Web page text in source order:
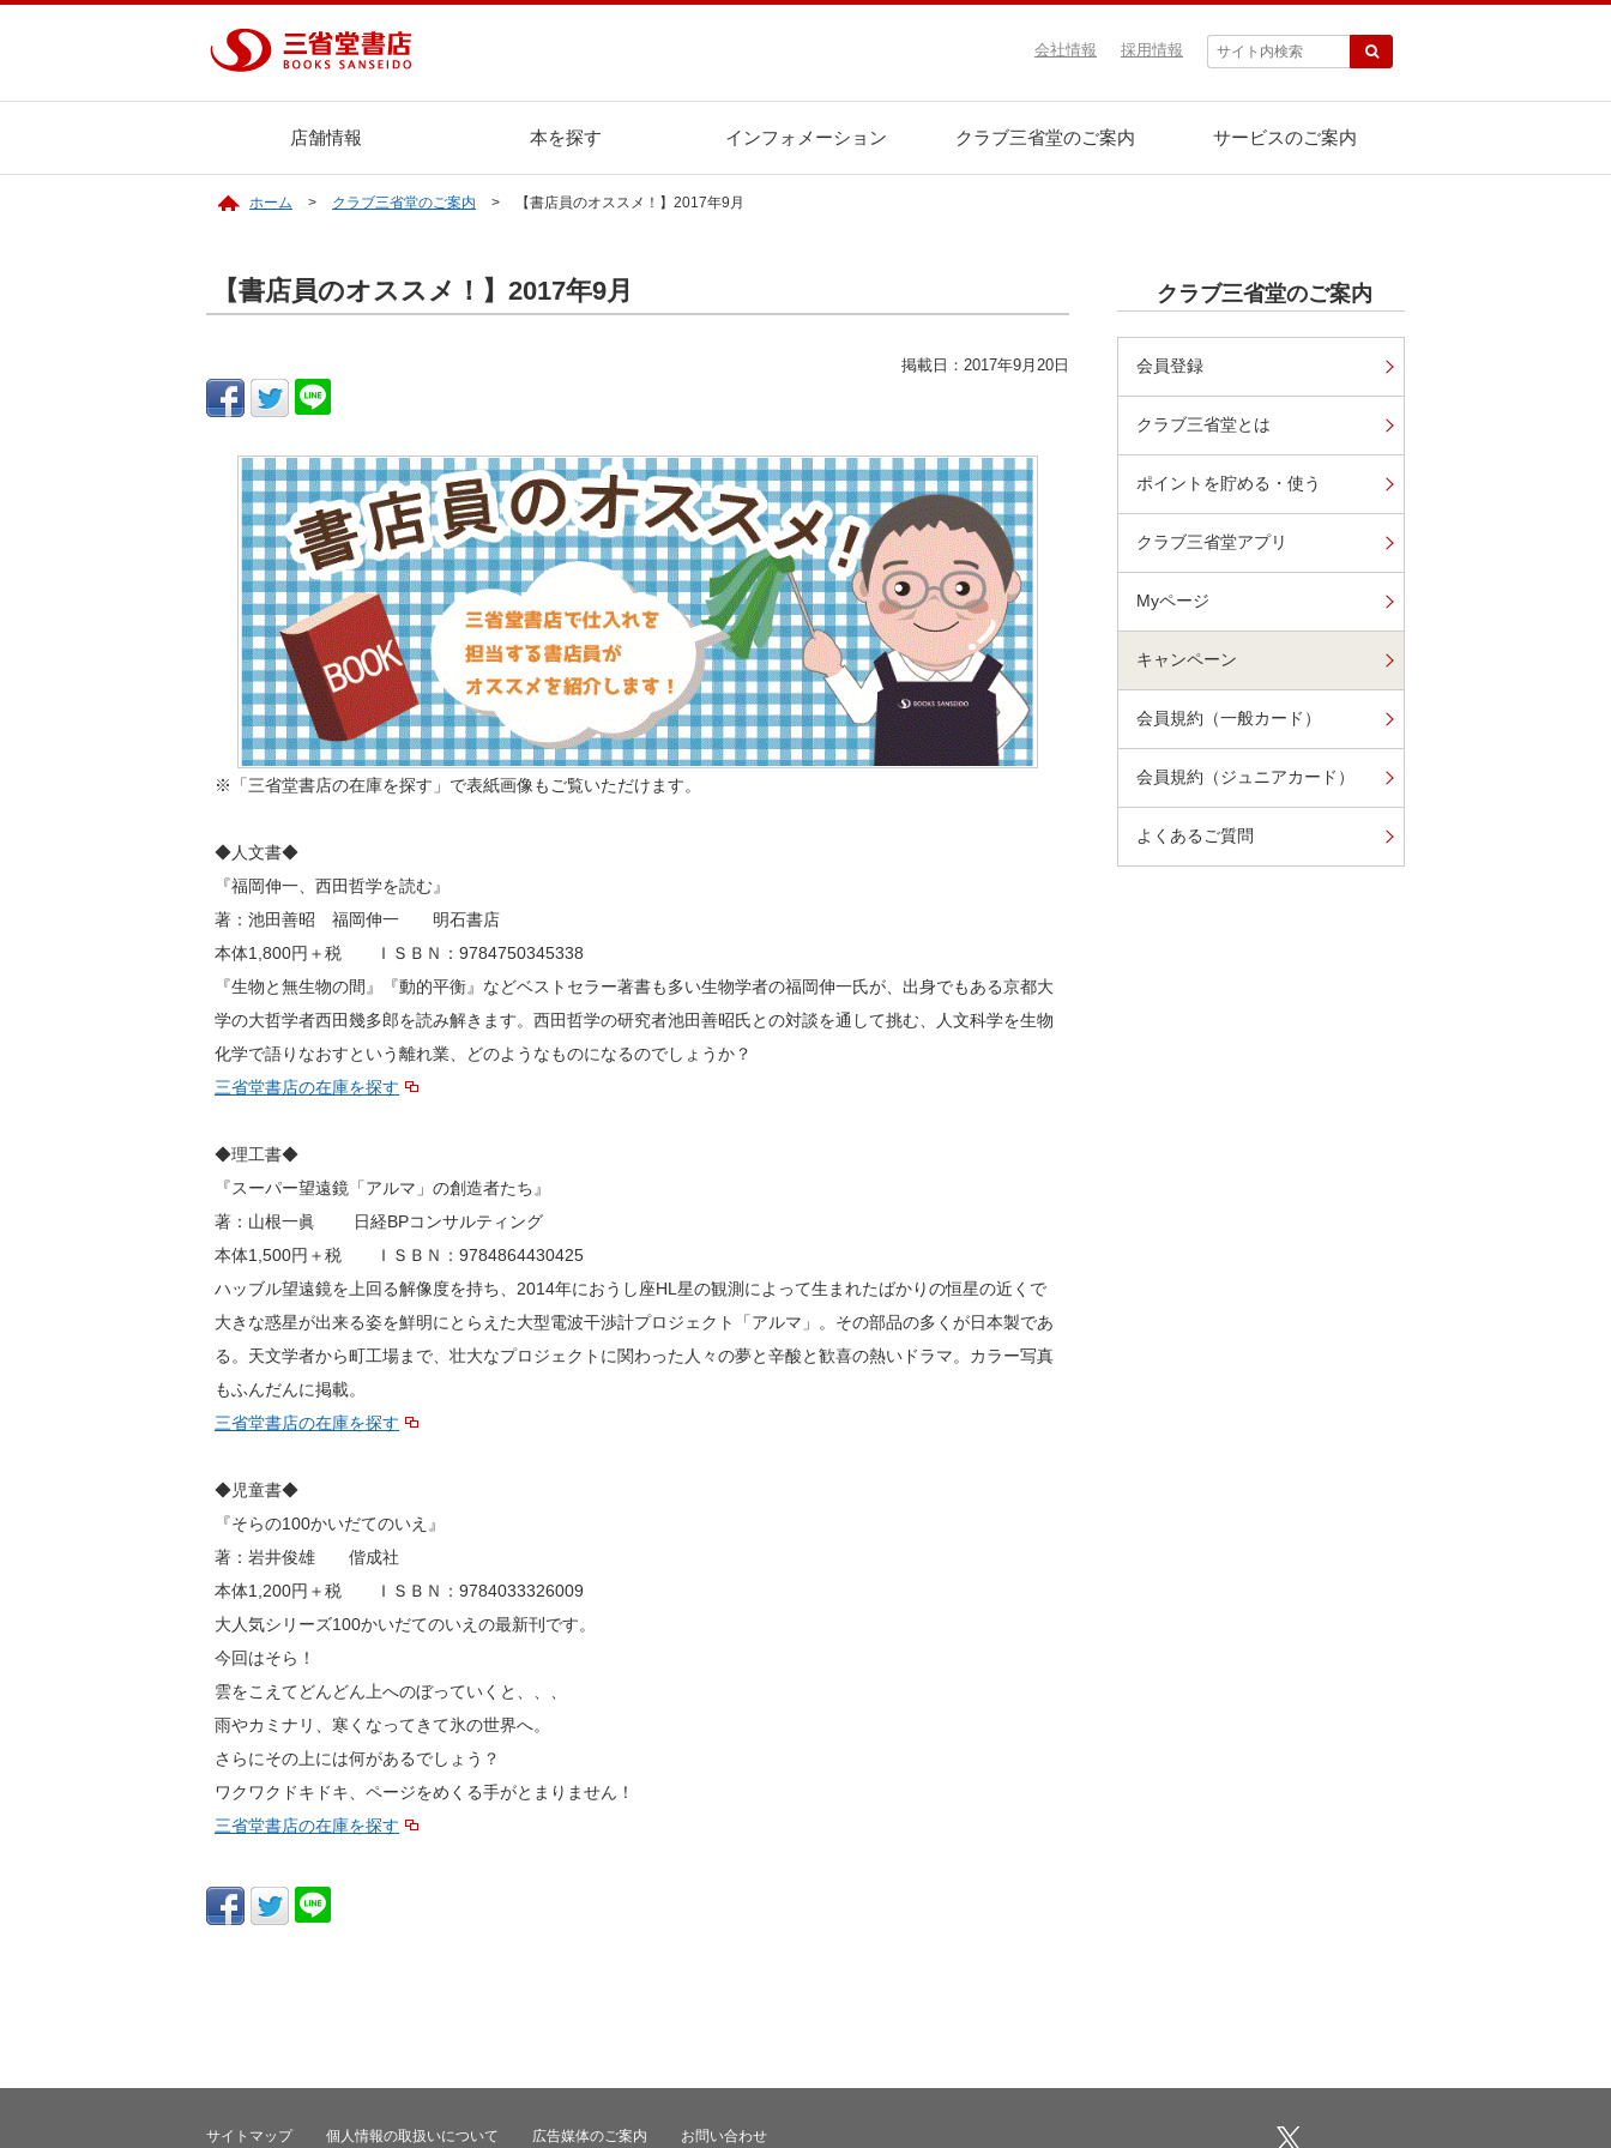
採用情報
会社情報
店舗情報 本を探す インフォメーション クラブ三省堂のご案内 サービスのご案内
ホーム クラブ三省堂のご案内 【書店員のオススメ！】2017年9月
【書店員のオススメ！】2017年9月
掲載日：2017年9月20日
※「三省堂書店の在庫を探す」で表紙画像もご覧いただけます。
◆人文書◆
『福岡伸一、西田哲学を読む』
著：池田善昭 福岡伸一 明石書店
本体1,800円＋税 ＩＳＢＮ：9784750345338
『生物と無生物の間』『動的平衡』などベストセラー著書も多い生物学者の福岡伸一氏が、出身でもある京都大
学の大哲学者西田幾多郎を読み解きます。西田哲学の研究者池田善昭氏との対談を通して挑む、人文科学を生物
化学で語りなおすという離れ業、どのようなものになるのでしょうか？
三省堂書店の在庫を探す
◆理工書◆
『スーパー望遠鏡「アルマ」の創造者たち』
著：山根一眞 日経BPコンサルティング
本体1,500円＋税 ＩＳＢＮ：9784864430425
ハッブル望遠鏡を上回る解像度を持ち、2014年におうし座HL星の観測によって生まれたばかりの恒星の近くで
大きな惑星が出来る姿を鮮明にとらえた大型電波干渉計プロジェクト「アルマ」。その部品の多くが日本製であ
る。天文学者から町工場まで、壮大なプロジェクトに関わった人々の夢と辛酸と歓喜の熱いドラマ。カラー写真
もふんだんに掲載。
三省堂書店の在庫を探す
◆児童書◆
『そらの100かいだてのいえ』
著：岩井俊雄 偕成社
本体1,200円＋税 ＩＳＢＮ：9784033326009
大人気シリーズ100かいだてのいえの最新刊です。
今回はそら！
雲をこえてどんどん上へのぼっていくと、、、
雨やカミナリ、寒くなってきて氷の世界へ。
さらにその上には何があるでしょう？
ワクワクドキドキ、ページをめくる手がとまりません！
三省堂書店の在庫を探す
クラブ三省堂のご案内
会員登録
クラブ三省堂とは
ポイントを貯める・使う
クラブ三省堂アプリ
Myページ
キャンペーン
会員規約（一般カード）
会員規約（ジュニアカード）
よくあるご質問
サイトマップ 個人情報の取扱いについて 広告媒体のご案内 お問い合わせ